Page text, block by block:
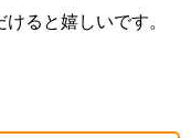
ると嬉しいです。